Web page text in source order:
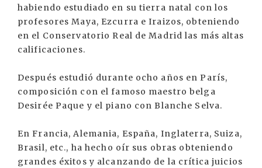
habiendo estudiado en su tierra natal con los
profesores Maya, Ezcurra e Iraizos, obteniendo
en el Conservatorio Real de Madrid las más altas
calificaciones.
Después estudió durante ocho años en París,
composición con el famoso maestro belga
Desirée Paque y el piano con Blanche Selva.
En Francia, Alemania, España, Inglaterra, Suiza,
Brasil, etc., ha hecho oír sus obras obteniendo
grandes éxitos y alcanzando de la crítica juicios